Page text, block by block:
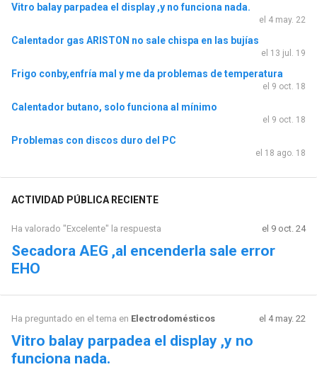
Vitro balay parpadea el display ,y no funciona nada.
el 4 may. 22
Calentador gas ARISTON no sale chispa en las bujías
el 13 jul. 19
Frigo conby,enfría mal y me da problemas de temperatura
el 9 oct. 18
Calentador butano, solo funciona al mínimo
el 9 oct. 18
Problemas con discos duro del PC
el 18 ago. 18
ACTIVIDAD PÚBLICA RECIENTE
Ha valorado "Excelente" la respuesta el 9 oct. 24
Secadora AEG ,al encenderla sale error
EHO
Ha preguntado en el tema en Electrodomésticos el 4 may. 22
Vitro balay parpadea el display ,y no
funciona nada.